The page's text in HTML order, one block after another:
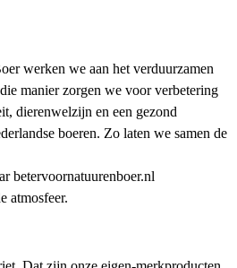
werken we aan het verduurzamen
manier zorgen we voor verbetering
dierenwelzijn en een gezond
boeren. Zo laten we samen de
betervoornatuurenboer.nl
atmosfeer.